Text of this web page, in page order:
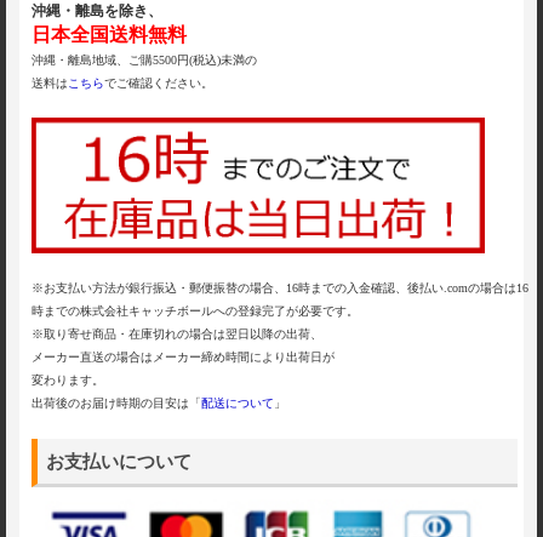
沖縄・離島を除き、
日本全国送料無料
沖縄・離島地域、ご購5500円(税込)未満の
送料は こちらでご確認ください。
※お支払い方法が銀行振込・郵便振替の場合、16時までの入金確認、後払い.comの場合は16
時までの株式会社キャッチボールへの登録完了が必要です。
※取り寄せ商品・在庫切れの場合は翌日以降の出荷、
メーカー直送の場合はメーカー締め時間により出荷日が
変わります。
出荷後のお届け時期の目安は「配送について 」
お支払いについて